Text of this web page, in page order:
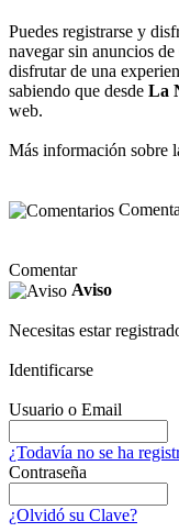
Puedes registrarse y
navegar sin anuncios
disfrutar de una
sabiendo que desde La
web.
Más información sobre
Comentar
Aviso
Necesitas estar
Identificarse
Usuario o Email
¿Todavía no se ha
Contraseña
¿Olvidó su Clave?